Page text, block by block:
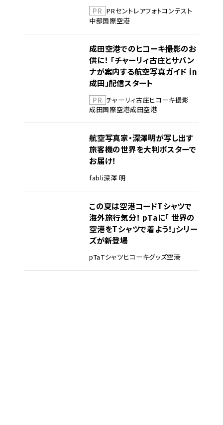
PR PRセントレアフォトコンテスト
中部国際空港
成田空港でのヒコーキ撮影のお
供に！ 「チャーリィ古庄とサバン
ナが案内する航空写真ガイド in
成田」配信スタート
PR チャーリィ古庄ヒコーキ撮影
成田国際空港成田空港
航空写真家・深澤明が写し出す
旅客機の世界を大判ポスターで
お届け！
fabli深澤 明
この夏は空港コードTシャツで
海外旅行気分！ pTaに「 世界の
空港をTシャツで着よう！」シリー
ズが新登場
pTaTシャツヒコーキグッズ空港